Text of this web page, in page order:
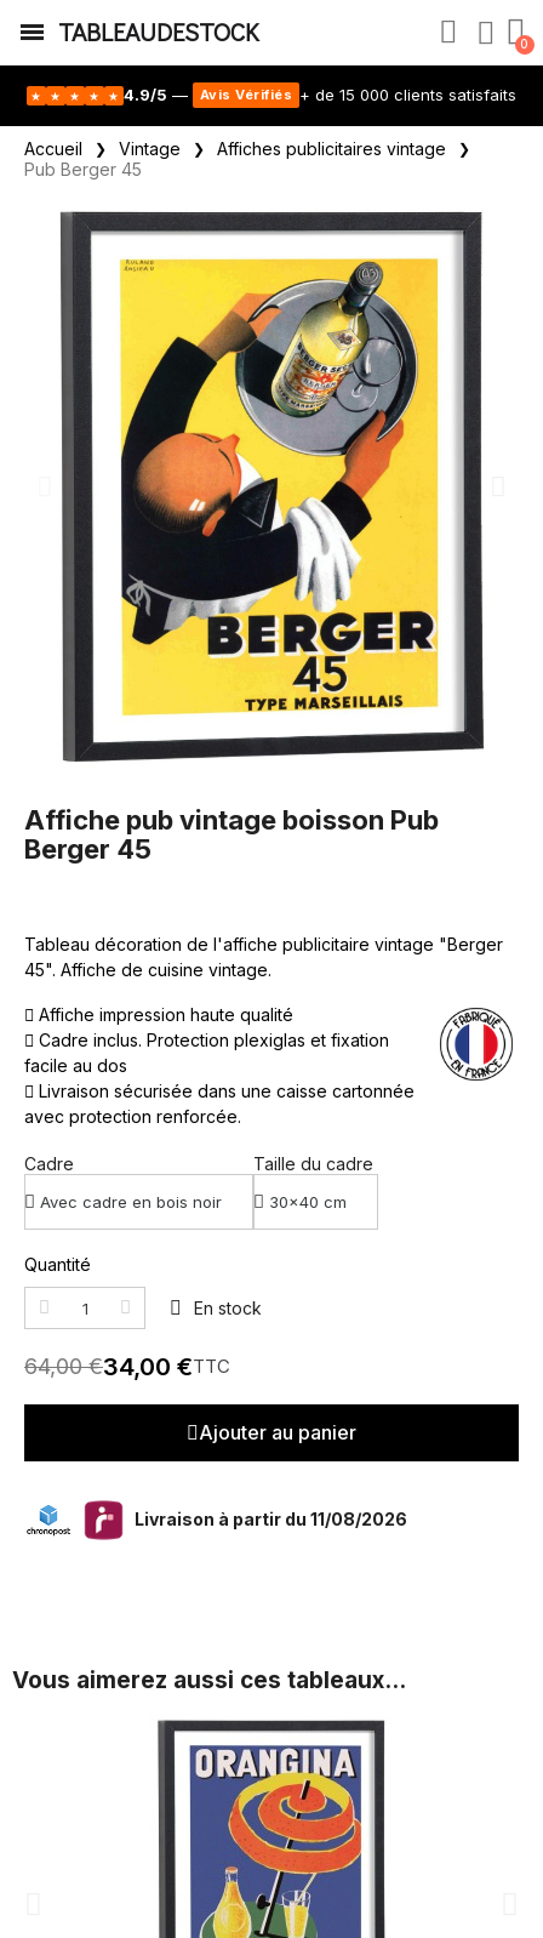
TABLEAUDESTOCK
★ ★ ★ ★ ★ 4.9/5 — Avis Vérifiés + de 15 000 clients satisfaits
Accueil Vintage
Affiches publicitaires vintage
Pub Berger 45
Affiche pub vintage boisson Pub
Berger 45
Tableau décoration de l'affiche publicitaire vintage "Berger
45". Affiche de cuisine vintage.
Affiche impression haute qualité
Cadre inclus. Protection plexiglas et fixation
facile au dos
Livraison sécurisée dans une caisse cartonnée
avec protection renforcée.
Cadre Taille du cadre
Quantité
En stock
64,00 €34,00 €TTC
Ajouter au panier
Livraison à partir du 11/08/2026
Vous aimerez aussi ces tableaux...